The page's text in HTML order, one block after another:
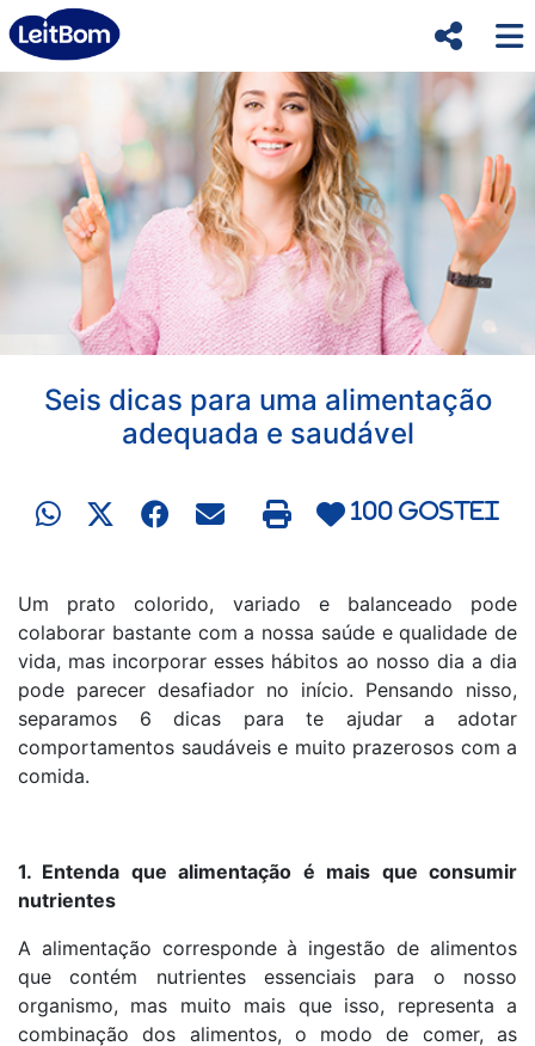
Seis dicas para uma alimentação
adequada e saudável
100 gostei
Um prato colorido, variado e balanceado pode
colaborar bastante com a nossa saúde e qualidade de
vida, mas incorporar esses hábitos ao nosso dia a dia
pode parecer desafiador no início. Pensando nisso,
separamos 6 dicas para te ajudar a adotar
comportamentos saudáveis e muito prazerosos com a
comida.
1. Entenda que alimentação é mais que consumir
nutrientes
A alimentação corresponde à ingestão de alimentos
que contém nutrientes essenciais para o nosso
organismo, mas muito mais que isso, representa a
combinação dos alimentos, o modo de comer, as